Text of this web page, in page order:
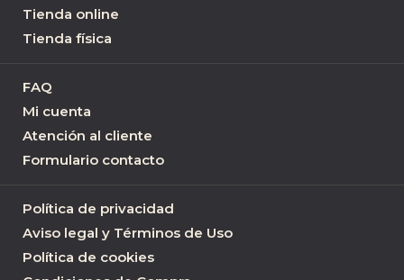
Tienda online
Tienda física
FAQ
Mi cuenta
Atención al cliente
Formulario contacto
Política de privacidad
Aviso legal y Términos de Uso
Política de cookies